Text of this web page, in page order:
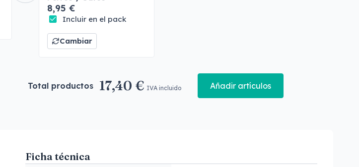
8,95 €
Incluir en el pack
Cambiar
Total productos 17,40 € IVA incluido Añadir artículos
Ficha técnica